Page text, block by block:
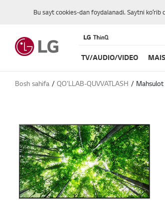
Bu sayt cookies-dan foydalanadi. Saytni
TV/AUDIO/VIDEO
Bosh sahifa QO'LLAB-QUVVATLASH